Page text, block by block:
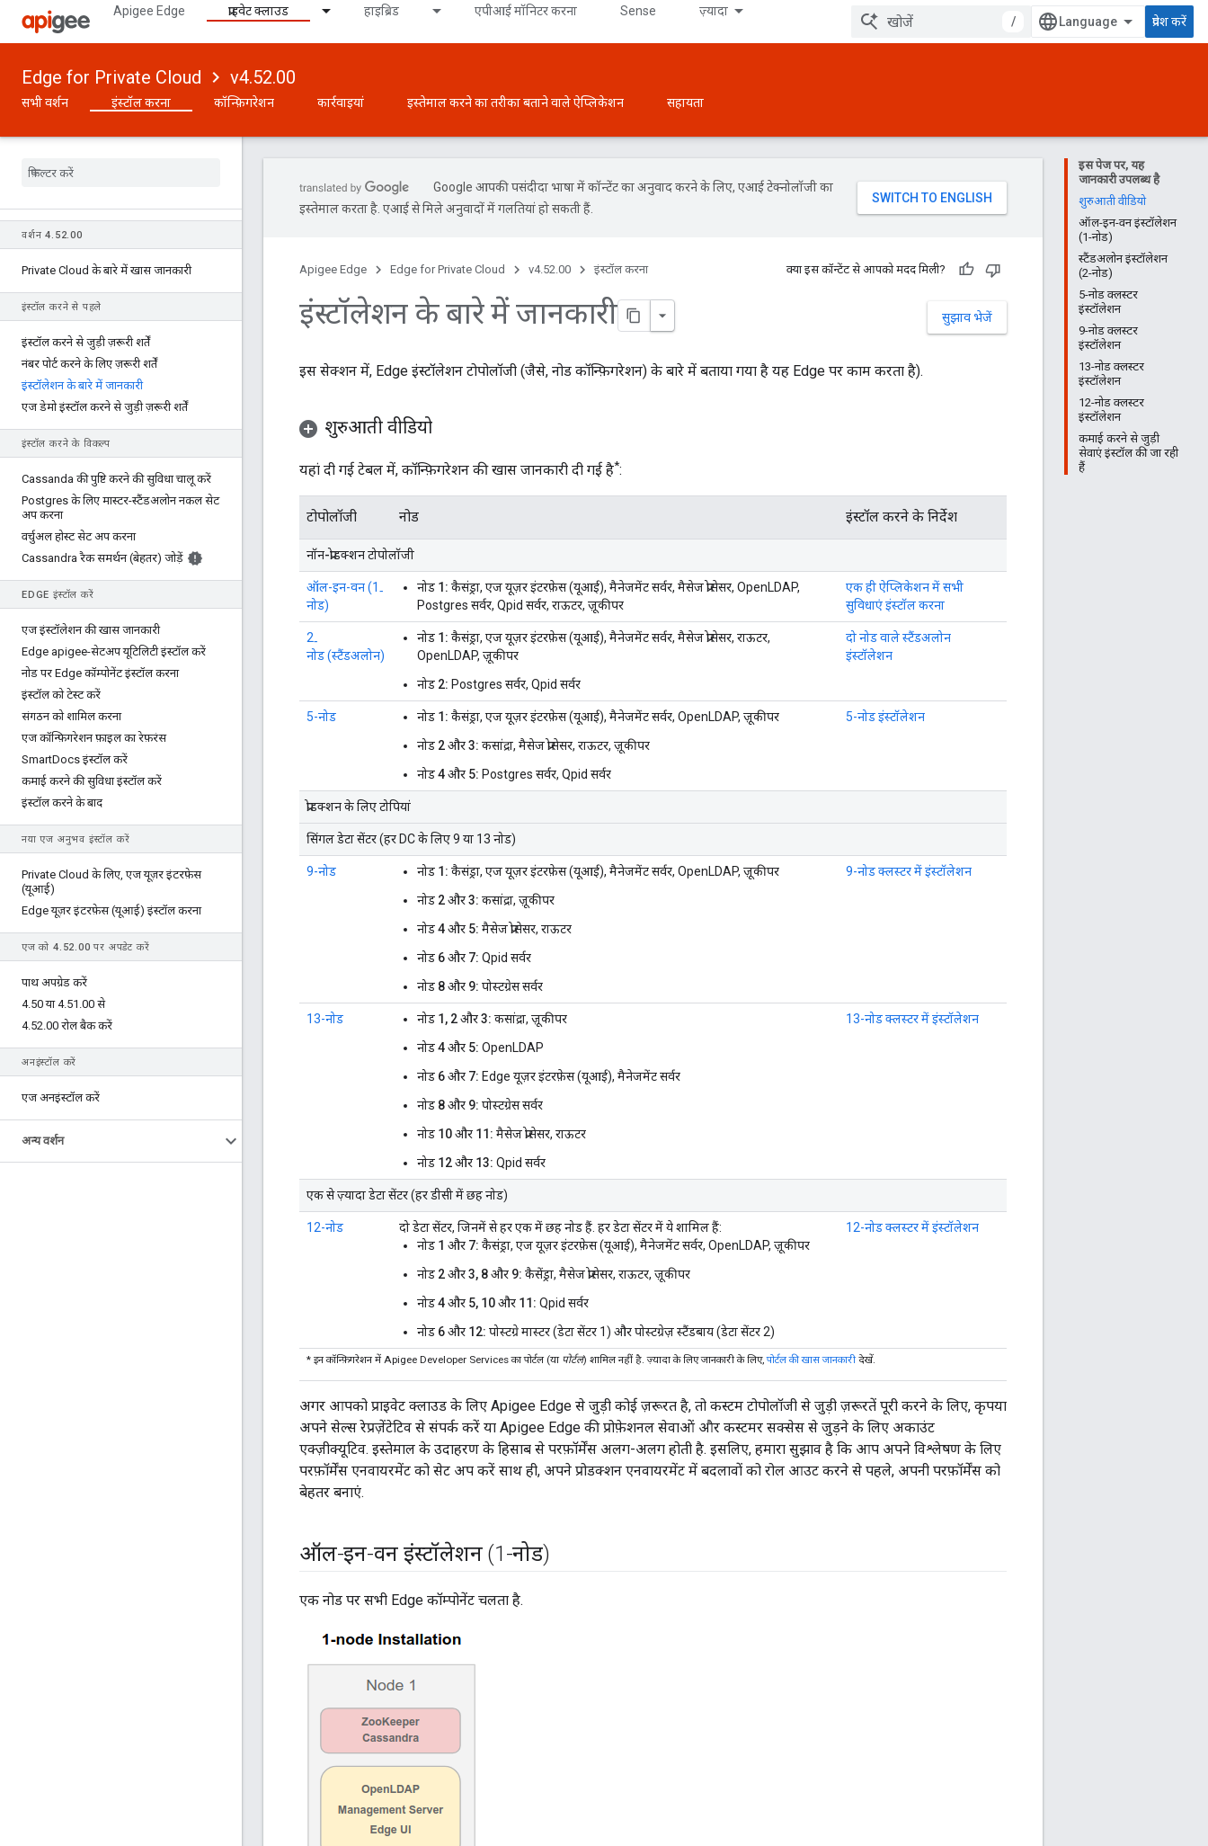
Apigee Edge प्राइवेट क्लाउड हाइब्रिड एपीआई मॉनिटर करना Sense ज़्यादा
/ प्रवेश करें
Edge for Private Cloud v4.52.00
सभी वर्शन इंस्टॉल करना कॉन्फ़िगरेशन कार्रवाइयां इस्तेमाल करने का तरीका बताने वाले ऐप्लिकेशन सहायता
वर्शन 4. 52.00
Private Cloud के बारे में खास जानकारी
इंस्टॉल करने से पहले
इंस्टॉल करने से जुड़ी ज़रूरी शर्तें
नंबर पोर्ट करने के लिए ज़रूरी शर्तें
इंस्टॉलेशन के बारे में जानकारी
एज डेमो इंस्टॉल करने से जुड़ी ज़रूरी शर्तें
इंस्टॉल करने के विकल्प
Cassanda की पुष्टि करने की सुविधा चालू करें
Postgres के लिए मास्टर-स्टैंडअलोन नकल सेट
अप करना
वर्चुअल होस्ट सेट अप करना
Cassandra रैक समर्थन (बेहतर) जोड़ें
EDGE इंस्टॉल करें
एज इंस्टॉलेशन की खास जानकारी
Edge apigee-सेटअप यूटिलिटी इंस्टॉल करें
नोड पर Edge कॉम्पोनेंट इंस्टॉल करना
इंस्टॉल को टेस्ट करें
संगठन को शामिल करना
एज कॉन्फ़िगरेशन फ़ाइल का रेफ़रंस
SmartDocs इंस्टॉल करें
कमाई करने की सुविधा इंस्टॉल करें
इंस्टॉल करने के बाद
नया एज अनुभव इंस्टॉल करें
Private Cloud के लिए, एज यूज़र इंटरफ़ेस
(यूआई)
Edge यूज़र इंटरफ़ेस (यूआई) इंस्टॉल करना
एज को 4. 52.00 पर अपडेट करें
पाथ अपग्रेड करें
4.50 या 4.51 .00 से
4.52.00 रोल बैक करें
अनइंस्टॉल करें
एज अनइंस्टॉल करें
अन्य वर्शन
इस पेज पर, यह
जानकारी उपलब्ध है
शुरुआती वीडियो
ऑल-इन-वन इंस्टॉलेशन
(1-नोड)
स्टैंडअलोन इंस्टॉलेशन
(2-नोड)
5-नोड क्लस्टर
इंस्टॉलेशन
9-नोड क्लस्टर
इंस्टॉलेशन
13-नोड क्लस्टर
इंस्टॉलेशन
12-नोड क्लस्टर
इंस्टॉलेशन
कमाई करने से जुड़ी
सेवाएं इंस्टॉल की जा रही
हैं
Google आपकी पसंदीदा भाषा में कॉन्टेंट का अनुवाद करने के लिए, एआई टेक्नोलॉजी का
इस्तेमाल करता है. एआई से मिले अनुवादों में गलतियां हो सकती हैं.
Apigee Edge Edge for Private Cloud v4.52.00 इंस्टॉल करना क्या इस कॉन्टेंट से आपको मदद मिली?
सुझाव भेजें
इंस्टॉलेशन के बारे में जानकारी
इस सेक्शन में, Edge इंस्टॉलेशन टोपोलॉजी (जैसे, नोड कॉन्फ़िगरेशन) के बारे में बताया गया है यह Edge पर काम करता है).
शुरुआती वीडियो
यहां दी गई टेबल में, कॉन्फ़िगरेशन की खास जानकारी दी गई है*:
टोपोलॉजी नोड इंस्टॉल करने के निर्देश
नॉन-प्रोडक्शन टोपोलॉजी
ऑल-इन-वन (1‐
नोड)
नोड 1: कैसंड्रा, एज यूज़र इंटरफ़ेस (यूआई), मैनेजमेंट सर्वर, मैसेज प्रोसेसर, OpenLDAP,
Postgres सर्वर, Qpid सर्वर, राऊटर, ज़ूकीपर
एक ही ऐप्लिकेशन में सभी
सुविधाएं इंस्टॉल करना
2‐
नोड (स्टैंडअलोन)
नोड 1: कैसंड्रा, एज यूज़र इंटरफ़ेस (यूआई), मैनेजमेंट सर्वर, मैसेज प्रोसेसर, राऊटर,
OpenLDAP, ज़ूकीपर
नोड 2: Postgres सर्वर, Qpid सर्वर
दो नोड वाले स्टैंडअलोन
इंस्टॉलेशन
5-नोड नोड 1: कैसंड्रा, एज यूज़र इंटरफ़ेस (यूआई), मैनेजमेंट सर्वर, OpenLDAP, ज़ूकीपर
नोड 2 और 3: कसांद्रा, मैसेज प्रोसेसर, राऊटर, ज़ूकीपर
नोड 4 और 5: Postgres सर्वर, Qpid सर्वर
5-नोड इंस्टॉलेशन
प्रोडक्शन के लिए टोपियां
सिंगल डेटा सेंटर (हर DC के लिए 9 या 13 नोड)
9-नोड नोड 1: कैसंड्रा, एज यूज़र इंटरफ़ेस (यूआई), मैनेजमेंट सर्वर, OpenLDAP, ज़ूकीपर
नोड 2 और 3: कसांद्रा, ज़ूकीपर
नोड 4 और 5: मैसेज प्रोसेसर, राऊटर
नोड 6 और 7: Qpid सर्वर
नोड 8 और 9: पोस्टग्रेस सर्वर
9-नोड क्लस्टर में इंस्टॉलेशन
13-नोड नोड 1, 2 और 3: कसांद्रा, ज़ूकीपर
नोड 4 और 5: OpenLDAP
नोड 6 और 7: Edge यूज़र इंटरफ़ेस (यूआई), मैनेजमेंट सर्वर
नोड 8 और 9: पोस्टग्रेस सर्वर
नोड 10 और 11: मैसेज प्रोसेसर, राऊटर
नोड 12 और 13: Qpid सर्वर
13-नोड क्लस्टर में इंस्टॉलेशन
एक से ज़्यादा डेटा सेंटर (हर डीसी में छह नोड)
12-नोड
दो डेटा सेंटर, जिनमें से हर एक में छह नोड हैं. हर डेटा सेंटर में ये शामिल हैं:
नोड 1 और 7: कैसंड्रा, एज यूज़र इंटरफ़ेस (यूआई), मैनेजमेंट सर्वर, OpenLDAP, ज़ूकीपर
नोड 2 और 3, 8 और 9: कैसेंड्रा, मैसेज प्रोसेसर, राऊटर, ज़ूकीपर
नोड 4 और 5, 10 और 11: Qpid सर्वर
नोड 6 और 12: पोस्टग्रे मास्टर (डेटा सेंटर 1) और पोस्टग्रेज़ स्टैंडबाय (डेटा सेंटर 2)
12-नोड क्लस्टर में इंस्टॉलेशन
* इन कॉन्फ़िगरेशन में Apigee Developer Services का पोर्टल (या पोर्टल) शामिल नहीं है. ज़्यादा के लिए जानकारी के लिए,पोर्टल की खास जानकारीदेखें.
अगर आपको प्राइवेट क्लाउड के लिए Apigee Edge से जुड़ी कोई ज़रूरत है, तो कस्टम टोपोलॉजी से जुड़ी ज़रूरतें पूरी करने के लिए, कृपया
अपने सेल्स रेप्रज़ेंटेटिव से संपर्क करें या Apigee Edge की प्रोफ़ेशनल सेवाओं और कस्टमर सक्सेस से जुड़ने के लिए अकाउंट
एक्ज़ीक्यूटिव. इस्तेमाल के उदाहरण के हिसाब से परफ़ॉर्मेंस अलग-अलग होती है. इसलिए, हमारा सुझाव है कि आप अपने विश्लेषण के लिए
परफ़ॉर्मेंस एनवायरमेंट को सेट अप करें साथ ही, अपने प्रोडक्शन एनवायरमेंट में बदलावों को रोल आउट करने से पहले, अपनी परफ़ॉर्मेंस को
बेहतर बनाएं.
ऑल-इन-वन इंस्टॉलेशन (1-नोड)
एक नोड पर सभी Edge कॉम्पोनेंट चलता है.